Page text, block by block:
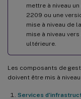
mettre à niveau
2209 ou une
mise à niveau de
mise à niveau
ultérieure.
Les composants de
doivent être mis à
Services